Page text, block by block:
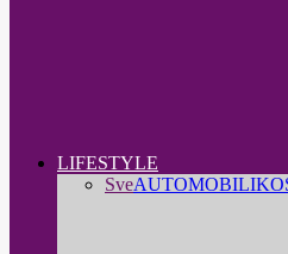
LIFESTYLE
SveAUTOMOBILI